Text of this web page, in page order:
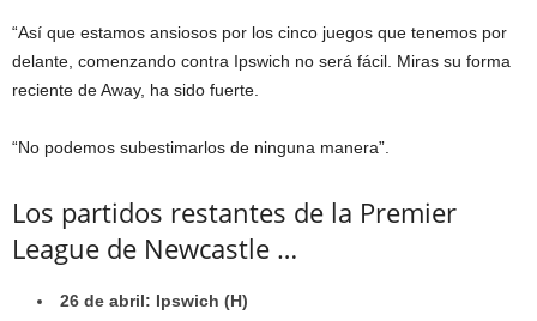
“Así que estamos ansiosos por los cinco juegos que tenemos por
delante, comenzando contra Ipswich no será fácil. Miras su forma
reciente de Away, ha sido fuerte.
“No podemos subestimarlos de ninguna manera”.
Los partidos restantes de la Premier
League de Newcastle …
26 de abril: Ipswich (H)